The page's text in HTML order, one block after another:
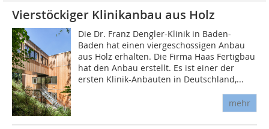
Vierstöckiger Klinikanbau aus Holz
Die Dr. Franz Dengler-Klinik in Baden-
Baden hat einen viergeschossigen Anbau
aus Holz erhalten. Die Firma Haas Fertigbau
hat den Anbau erstellt. Es ist einer der
ersten Klinik-Anbauten in Deutschland,...
mehr